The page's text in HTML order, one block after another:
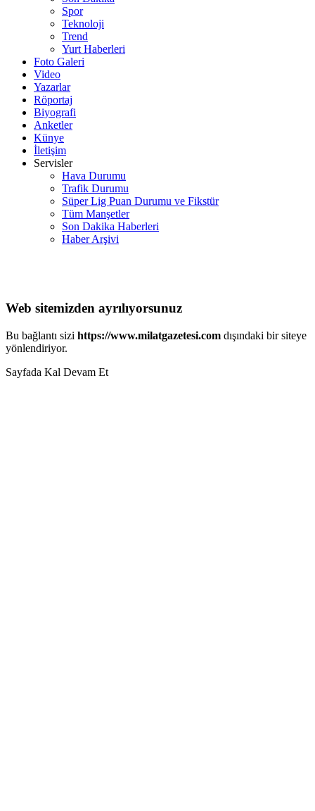
Spor
Teknoloji
Trend
Yurt Haberleri
Foto Galeri
Video
Yazarlar
Röportaj
Biyografi
Anketler
Künye
İletişim
Servisler
Hava Durumu
Trafik Durumu
Süper Lig Puan Durumu ve Fikstür
Tüm Manşetler
Son Dakika Haberleri
Haber Arşivi
Web sitemizden ayrılıyorsunuz
Bu bağlantı sizi https://www.milatgazetesi.com dışındaki bir siteye
yönlendiriyor.
Sayfada Kal Devam Et